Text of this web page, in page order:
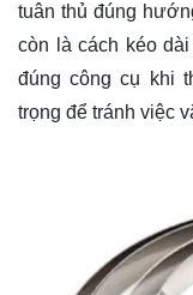
tuân thủ đúng
còn là cách kéo
đúng công cụ khi
trọng để tránh việc